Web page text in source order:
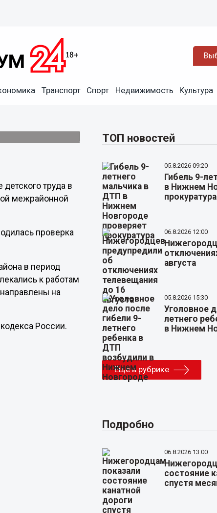
Транспорт Спорт Недвижимость Культура
за
труда в
межрайонной
проверка
в период
к работам
на
России.
ТОП новостей
05.8.2026 09:20
Гибель 9-
в Нижнем
прокуратура
06.8.2026 12:00
августа
05.8.2026 15:30
Уголовное
летнего
в Нижнем
Еще в рубрике
Подробно
06.8.2026 13:00
состояние
спустя